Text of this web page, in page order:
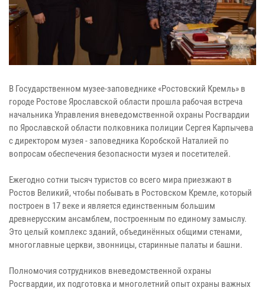
В Государственном музее-заповеднике «Ростовский Кремль» в
городе Ростове Ярославской области прошла рабочая встреча
начальника Управления вневедомственной охраны Росгвардии
по Ярославской области полковника полиции Сергея Карпычева
с директором музея - заповедника Коробской Наталией по
вопросам обеспечения безопасности музея и посетителей.
Ежегодно сотни тысяч туристов со всего мира приезжают в
Ростов Великий, чтобы побывать в Ростовском Кремле, который
построен в 17 веке и является единственным большим
древнерусским ансамблем, построенным по единому замыслу.
Это целый комплекс зданий, объединённых общими стенами,
многоглавные церкви, звонницы, старинные палаты и башни.
Полномочия сотрудников вневедомственной охраны
Росгвардии, их подготовка и многолетний опыт охраны важных